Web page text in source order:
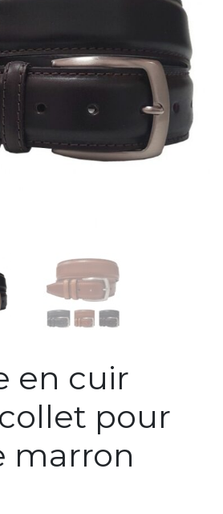
en cuir
pour
marron